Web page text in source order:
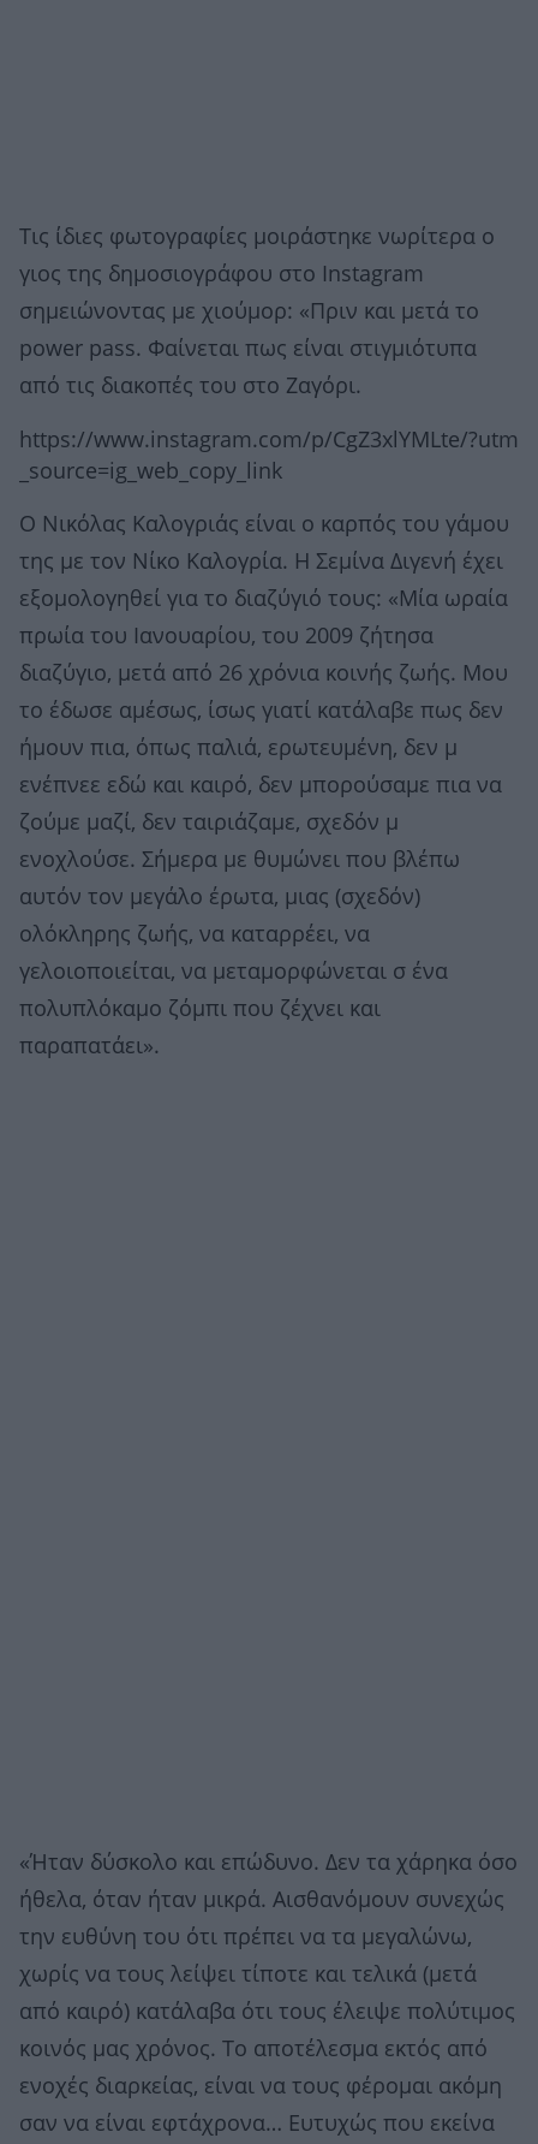
Τις ίδιες φωτογραφίες μοιράστηκε νωρίτερα ο
γιος της δημοσιογράφου στο Instagram
σημειώνοντας με χιούμορ: «Πριν και μετά το
power pass. Φαίνεται πως είναι στιγμιότυπα
από τις διακοπές του στο Ζαγόρι.
https://www.instagram.com/p/CgZ3xlYMLte/?utm
_source=ig_web_copy_link
Ο Νικόλας Καλογριάς είναι ο καρπός του γάμου
της με τον Νίκο Καλογρία. Η Σεμίνα Διγενή έχει
εξομολογηθεί για το διαζύγιό τους: «Μία ωραία
πρωία του Ιανουαρίου, του 2009 ζήτησα
διαζύγιο, μετά από 26 χρόνια κοινής ζωής. Μου
το έδωσε αμέσως, ίσως γιατί κατάλαβε πως δεν
ήμουν πια, όπως παλιά, ερωτευμένη, δεν μ
ενέπνεε εδώ και καιρό, δεν μπορούσαμε πια να
ζούμε μαζί, δεν ταιριάζαμε, σχεδόν μ
ενοχλούσε. Σήμερα με θυμώνει που βλέπω
αυτόν τον μεγάλο έρωτα, μιας (σχεδόν)
ολόκληρης ζωής, να καταρρέει, να
γελοιοποιείται, να μεταμορφώνεται σ ένα
πολυπλόκαμο ζόμπι που ζέχνει και
παραπατάει».
«Ήταν δύσκολο και επώδυνο. Δεν τα χάρηκα όσο
ήθελα, όταν ήταν μικρά. Αισθανόμουν συνεχώς
την ευθύνη του ότι πρέπει να τα μεγαλώνω,
χωρίς να τους λείψει τίποτε και τελικά (μετά
από καιρό) κατάλαβα ότι τους έλειψε πολύτιμος
κοινός μας χρόνος. Το αποτέλεσμα εκτός από
ενοχές διαρκείας, είναι να τους φέρομαι ακόμη
σαν να είναι εφτάχρονα… Ευτυχώς που εκείνα